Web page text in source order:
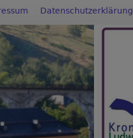
Datenschutzerklärung